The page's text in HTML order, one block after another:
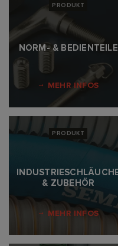
PRODUKT
NORM- & BEDIENTEILE
MEHR INFOS
PRODUKT
& ZUBEHÖR
MEHR INFOS